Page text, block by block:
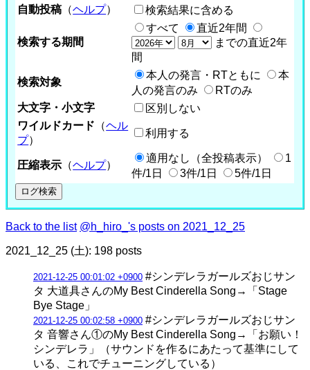
自動投稿 （ヘルプ） 検索結果に含める
検索する期間
すべて
直近2年間
までの直近2年
間
検索対象
本人の発言・RTともに
本
人の発言のみ
RTのみ
大文字・小文字
区別しない
ワイルドカード （ヘル
プ）
利用する
圧縮表示 （ヘルプ）
適用なし（全投稿表示）
1
件/1日
3件/1日 5件/1日
Back to the list @h_hiro_'s posts on 2021_12_25
2021_12_25 (土): 198 posts
2021-12-25 00:01:02 +0900 #シンデレラガールズおじサン
タ 大道具さんのMy Best Cinderella Song→「Stage
Bye Stage」
2021-12-25 00:02:58 +0900 #シンデレラガールズおじサン
タ 音響さん①のMy Best Cinderella Song→「お願い！
シンデレラ」（サウンドを作るにあたって基準にして
いる、これでチューニングしている）